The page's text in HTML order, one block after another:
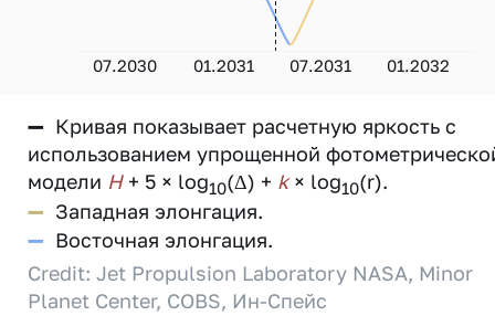
07.2030 01.2031 07.2031 01.2032
— Кривая показывает расчетную яркость с
использованием упрощенной
модели H+ 5 × log10(Δ) + k× log10(r).
— Западная элонгация.
— Восточная элонгация.
Credit: Jet Propulsion Laboratory NASA, Minor
Planet Center, COBS, Ин-Спейс